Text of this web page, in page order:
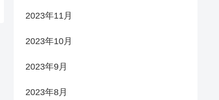
2023年11月
2023年10月
2023年9月
2023年8月